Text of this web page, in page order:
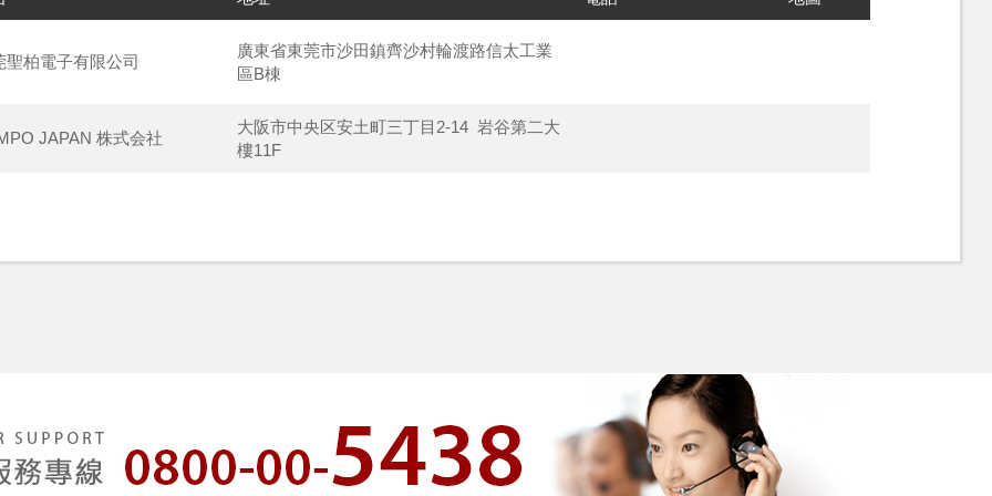
聖柏電子有限公司
廣東省東莞市沙田鎮齊沙村輪渡路信太工業
區B棟
JAPAN 株式会社
大阪市中央区安土町三丁目2-14 岩谷第二大
樓11F